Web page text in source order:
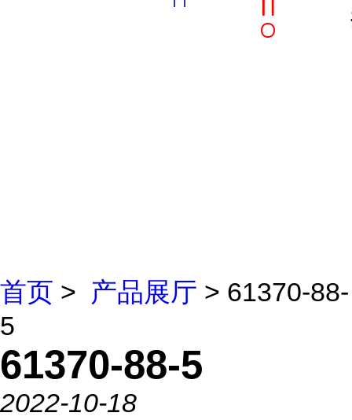
首页 > 产品展厅 > 61370-88-
5
61370-88-5
2022-10-18